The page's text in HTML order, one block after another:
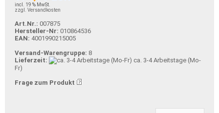
incl. 19 % MwSt.
zzgl. Versandkosten
Art.Nr.: 007875
Hersteller-Nr: 010864536
EAN: 4001990215005
Versand-Warengruppe: 8
Lieferzeit:
ca. 3-4 Arbeitstage (Mo-
Fr)
Frage zum Produkt